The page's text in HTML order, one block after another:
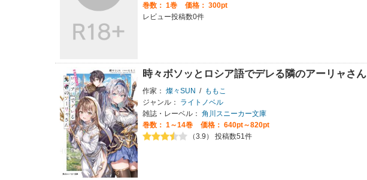
巻数： 1巻
価格： 300pt
レビュー投稿数0件
時々ボソッとロシア語でデレる隣のアーリャさん
作家： 燦々SUN /
ももこ
ジャンル：
ライトノベル
雑誌・レーベル： 角川スニーカー文庫
巻数： 1～14巻
価格： 640pt～820pt
（3.9） 投稿数51件